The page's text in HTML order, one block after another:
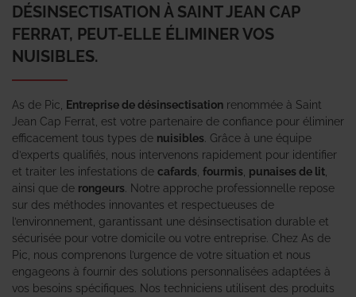
DÉSINSECTISATION À SAINT JEAN CAP
FERRAT, PEUT-ELLE ÉLIMINER VOS
NUISIBLES.
As de Pic, Entreprise de désinsectisation renommée à Saint
Jean Cap Ferrat, est votre partenaire de confiance pour éliminer
efficacement tous types de nuisibles . Grâce à une équipe
d’experts qualifiés, nous intervenons rapidement pour identifier
et traiter les infestations de cafards fourmis punaises de lit
ainsi que de rongeurs . Notre approche professionnelle repose
sur des méthodes innovantes et respectueuses de
l’environnement, garantissant une désinsectisation durable et
sécurisée pour votre domicile ou votre entreprise. Chez As de
Pic, nous comprenons l’urgence de votre situation et nous
engageons à fournir des solutions personnalisées adaptées à
vos besoins spécifiques. Nos techniciens utilisent des produits